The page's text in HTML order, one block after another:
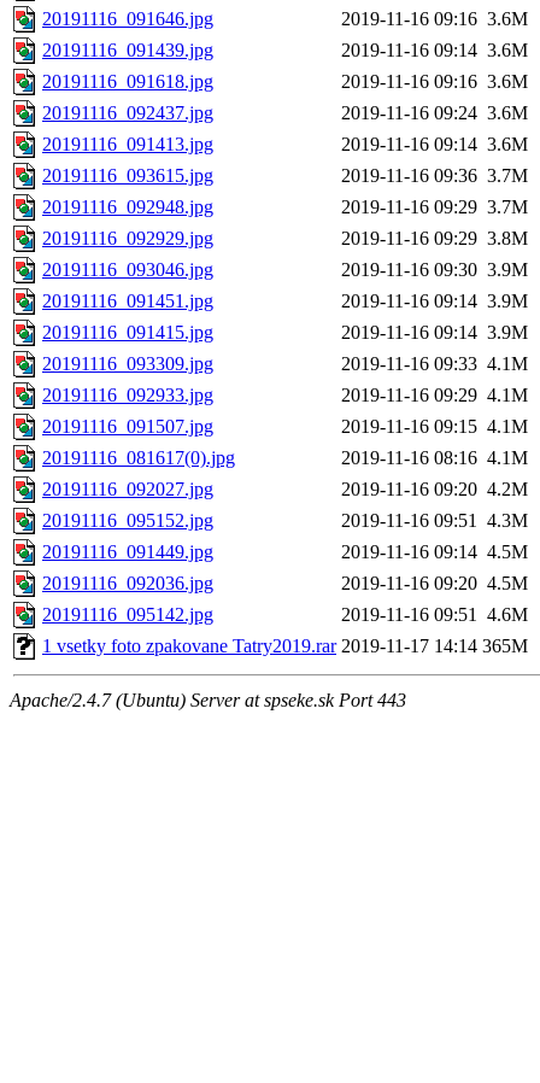
20191116_091646.jpg
2019-11-16 09:16 3.6M
20191116_091439.jpg
2019-11-16 09:14 3.6M
20191116_091618.jpg
2019-11-16 09:16 3.6M
20191116_092437.jpg
2019-11-16 09:24 3.6M
20191116_091413.jpg
2019-11-16 09:14 3.6M
20191116_093615.jpg
2019-11-16 09:36 3.7M
20191116_092948.jpg
2019-11-16 09:29 3.7M
20191116_092929.jpg
2019-11-16 09:29 3.8M
20191116_093046.jpg
2019-11-16 09:30 3.9M
20191116_091451.jpg
2019-11-16 09:14 3.9M
20191116_091415.jpg
2019-11-16 09:14 3.9M
20191116_093309.jpg
2019-11-16 09:33 4.1M
20191116_092933.jpg
2019-11-16 09:29 4.1M
20191116_091507.jpg
2019-11-16 09:15 4.1M
20191116_081617(0).jpg
2019-11-16 08:16 4.1M
20191116_092027.jpg
2019-11-16 09:20 4.2M
20191116_095152.jpg
2019-11-16 09:51 4.3M
20191116_091449.jpg
2019-11-16 09:14 4.5M
20191116_092036.jpg
2019-11-16 09:20 4.5M
20191116_095142.jpg
2019-11-16 09:51 4.6M
1 vsetky foto zpakovane Tatry2019.rar 2019-11-17 14:14 365M
Apache/2.4.7 (Ubuntu) Server at spseke.sk Port 443